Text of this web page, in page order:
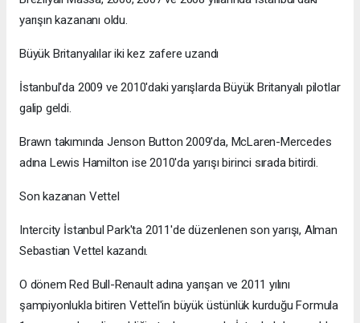
yarışın kazananı oldu.
Büyük Britanyalılar iki kez zafere uzandı
İstanbul'da 2009 ve 2010'daki yarışlarda Büyük Britanyalı pilotlar
galip geldi.
Brawn takımında Jenson Button 2009'da, McLaren-Mercedes
adına Lewis Hamilton ise 2010'da yarışı birinci sırada bitirdi.
Son kazanan Vettel
Intercity İstanbul Park'ta 2011'de düzenlenen son yarışı, Alman
Sebastian Vettel kazandı.
O dönem Red Bull-Renault adına yarışan ve 2011 yılını
şampiyonlukla bitiren Vettel'in büyük üstünlük kurduğu Formula